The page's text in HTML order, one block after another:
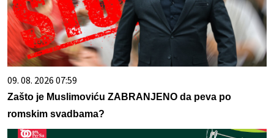
09. 08. 2026 07:59
Zašto je Muslimoviću ZABRANJENO da peva po
romskim svadbama?